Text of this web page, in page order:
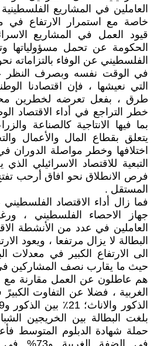
العاملين في المشاريع
خاصة مع استمرار الارتفاع في
قيود العمل في المشاريع
الحكومة عن تحمل مسؤولياتها
الفلسطيني عن الوفاء بالتزاماته
في الوقت نفسه وبصرف النظر
التي نعيشها ، فإن اقتصادنا
طرق ، بفعل تعرضه لخطرين
خطر التراجع في أداء الاقتصاد
بما فيها الانتاجية كالصناعة
يتعلق بقطاع المال والأعمال
اختلافها وخطر مواصلة الدوران
التبعية للاقتصاد الاسرائيلي
فرص الانطلاق نحو افاق أرحب
المستقل .
فما زال أداء الاقتصاد
جهاز الاحصاء الفلسطيني ،
العاملين في عدد من الأنشطة
البطالة لا يزال مرتفعا ، ويعود
الى الارتفاع الكبير في
الغربية ، فضلا عن التفاوت